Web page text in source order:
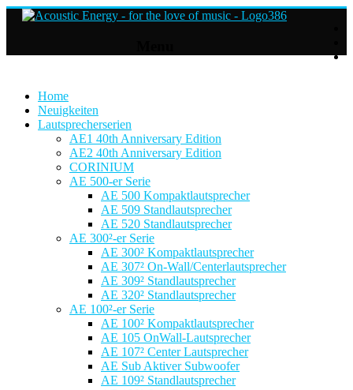
Home
Neuigkeiten
Lautsprecherserien
AE1 40th Anniversary Edition
AE2 40th Anniversary Edition
CORINIUM
AE 500-er Serie
AE 500 Kompaktlautsprecher
AE 509 Standlautsprecher
AE 520 Standlautsprecher
AE 300²-er Serie
AE 300² Kompaktlautsprecher
AE 307² On-Wall/Centerlautsprecher
AE 309² Standlautsprecher
AE 320² Standlautsprecher
AE 100²-er Serie
AE 100² Kompaktlautsprecher
AE 105 OnWall-Lautsprecher
AE 107² Center Lautsprecher
AE Sub Aktiver Subwoofer
AE 109² Standlautsprecher
Lautsprecher